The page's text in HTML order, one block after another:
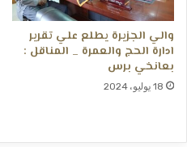
والي الجزيرة يطلع علي تقرير
ادارة الحج والعمرة _ المناقل :
بعانخي برس
18 يوليو، 2024